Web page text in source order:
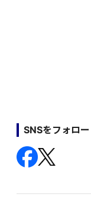
SNSをフォロー